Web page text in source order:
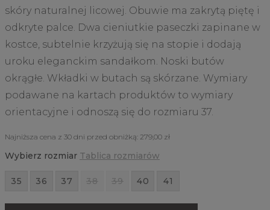
skóry naturalnej licowej. Obuwie ma zakrytą piętę i
odkryte palce. Dwa cieniutkie paseczki zapinane w
kostce, subtelnie krzyżują się na stopie i dodają
uroku eleganckim sandałkom. Noski butów
okrągłe. Wkładki w butach są skórzane. Wymiary
podawane na kartach produktów to wymiary
orientacyjne i odnoszą się do rozmiaru 37.
Najniższa cena z 30 dni przed obniżką: 279,00 zł
Wybierz rozmiar Tablica rozmiarów
35 36 37 38 39 40 41